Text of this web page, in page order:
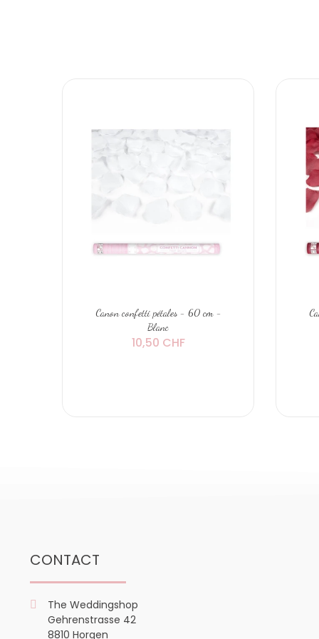
Canon confetti pétales - 60 cm -
Blanc
10,50 CHF
CONTACT
The Weddingshop
Gehrenstrasse 42
8810 Horgen